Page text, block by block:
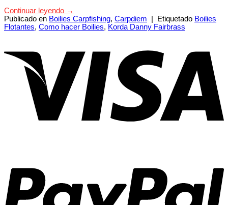
Continuar leyendo →
Publicado en Boilies Carpfishing, Carpdiem Etiquetado Boilies
Flotantes, Como hacer Boilies, Korda Danny Fairbrass